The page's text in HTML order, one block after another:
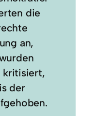
die
an,
kritisiert,
der